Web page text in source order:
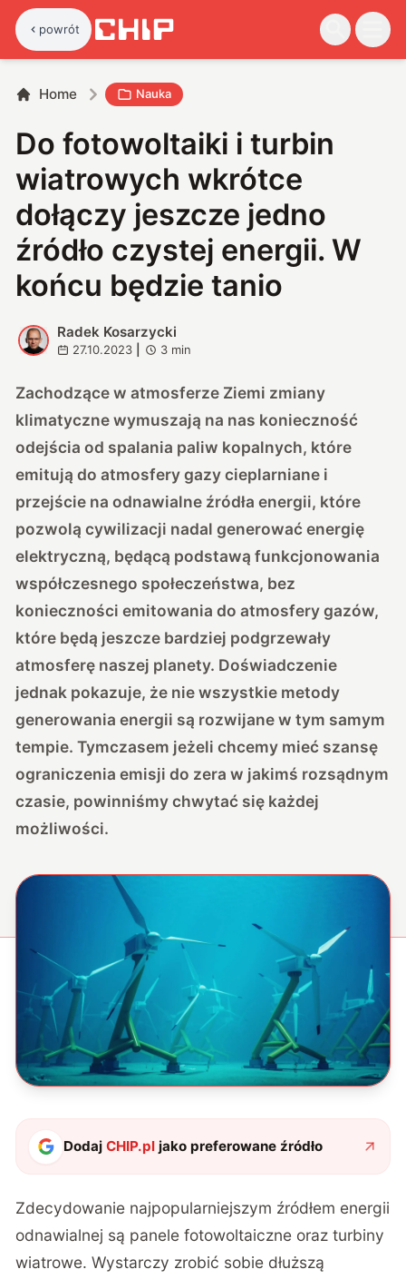
powrót
Home Nauka
Do fotowoltaiki i turbin
wiatrowych wkrótce
dołączy jeszcze jedno
źródło czystej energii. W
końcu będzie tanio
R
Radek Kosarzycki
27.10.2023 3 min
Zachodzące w atmosferze Ziemi zmiany
klimatyczne wymuszają na nas konieczność
odejścia od spalania paliw kopalnych, które
emitują do atmosfery gazy cieplarniane i
przejście na odnawialne źródła energii, które
pozwolą cywilizacji nadal generować energię
elektryczną, będącą podstawą funkcjonowania
współczesnego społeczeństwa, bez
konieczności emitowania do atmosfery gazów,
które będą jeszcze bardziej podgrzewały
atmosferę naszej planety. Doświadczenie
jednak pokazuje, że nie wszystkie metody
generowania energii są rozwijane w tym samym
tempie. Tymczasem jeżeli chcemy mieć szansę
ograniczenia emisji do zera w jakimś rozsądnym
czasie, powinniśmy chwytać się każdej
możliwości.
DodajCHIP.pl jako preferowane źródło
Zdecydowanie najpopularniejszym źródłem energii
odnawialnej są panele fotowoltaiczne oraz turbiny
wiatrowe. Wystarczy zrobić sobie dłuższą